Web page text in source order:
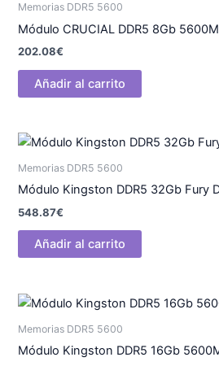
Memorias DDR5 5600
Módulo CRUCIAL DDR5 8Gb
202.08€
Añadir al carrito
Memorias DDR5 5600
Módulo Kingston DDR5 32Gb Fury
548.87€
Añadir al carrito
Memorias DDR5 5600
Módulo Kingston DDR5 16Gb